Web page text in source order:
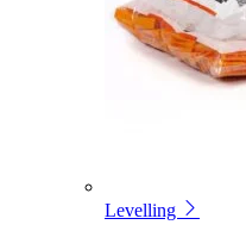
Levelling